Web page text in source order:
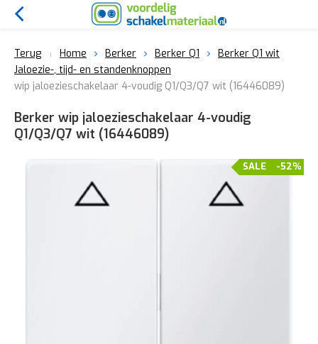
Terug Home Berker Berker Q1
Berker Q1 wit
Jaloezie-, tijd- en standenknoppen
wip jaloezieschakelaar 4-voudig Q1/Q3/Q7 wit (16446089)
Berker wip jaloezieschakelaar 4-voudig
Q1/Q3/Q7 wit (16446089)
-52%
SALE